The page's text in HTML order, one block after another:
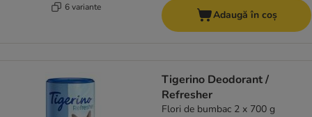
6 variante
Adaugă în coș
Tigerino Deodorant /
Refresher
Flori de bumbac 2 x 700 g